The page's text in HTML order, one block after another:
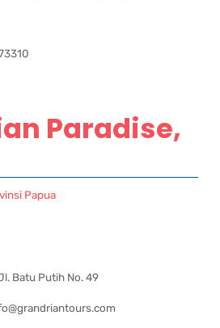
Paradise,
Papua
Batu Putih No. 49